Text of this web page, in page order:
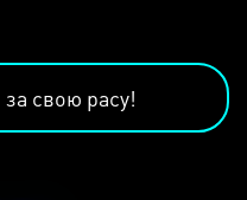
за свою расу!